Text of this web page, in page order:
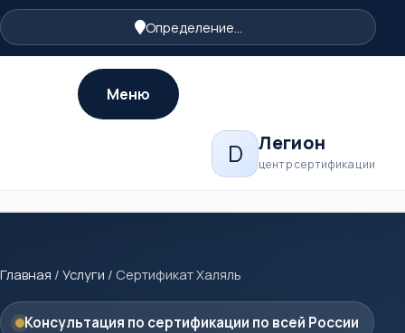
Определение...
D Легион
центр сертификации
Меню
Главная / Услуги / Сертификат Халяль
Консультация по сертификации по всей России